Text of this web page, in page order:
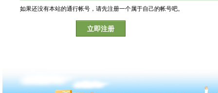
如果还没有本站的通行帐号，请先注册一个属于自己的帐号吧。
立即注册